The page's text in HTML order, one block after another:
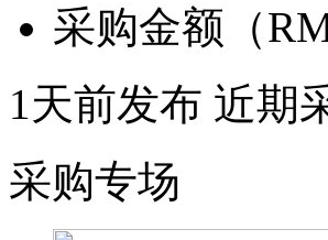
采购金额（
1天前发布 近期
采购专场